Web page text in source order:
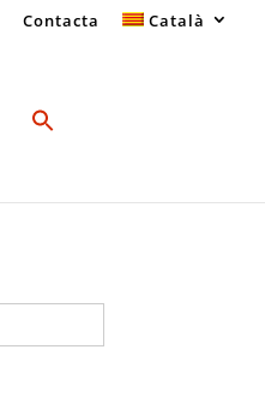
Contacta Català